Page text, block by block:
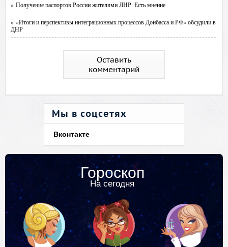
» Получение паспортов России жителями ЛНР. Есть мнение
» «Итоги и перспективы интеграционных процессов Донбасса и РФ» обсудили в
ДНР
Оставить
комментарий
Мы в соцсетях
Вконтакте
Гороскоп
На сегодня